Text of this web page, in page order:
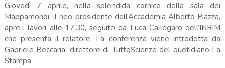
Giovedì 7 aprile, nella splendida cornice della sala dei
Mappamondi, il neo-presidente dell’Accademia Alberto Piazza,
apre i lavori alle 17:30, seguito da Luca Callegaro dell’INRIM
che presenta il relatore. La conferenza viene introdotta da
Gabriele Beccaria, direttore di TuttoScienze del quotidiano La
Stampa.